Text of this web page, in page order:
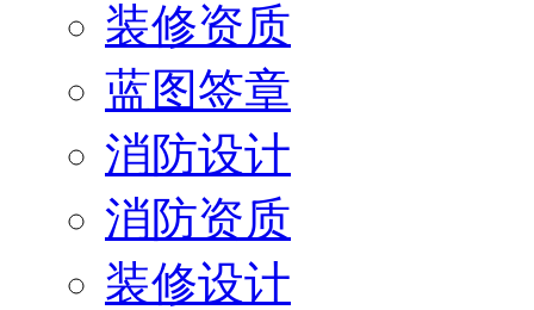
装修资质
蓝图签章
消防设计
消防资质
装修设计